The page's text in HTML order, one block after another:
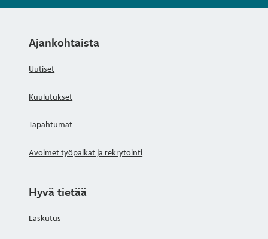
Ajankohtaista
Uutiset
Kuulutukset
Tapahtumat
Avoimet työpaikat ja rekrytointi
Hyvä tietää
Laskutus